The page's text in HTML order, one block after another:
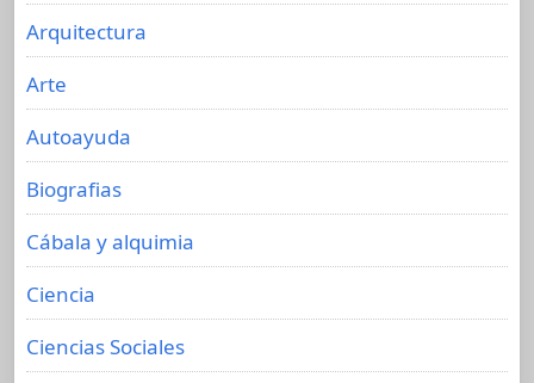
Arquitectura
Arte
Autoayuda
Biografias
Cábala y alquimia
Ciencia
Ciencias Sociales